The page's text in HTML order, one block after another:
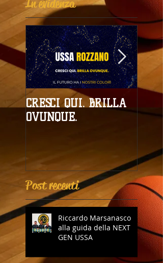
In evidenza
CRESCI QUI. BRILLA
OVUNQUE.
Post recenti
Riccardo Marsanasco
alla guida della NEXT
GEN USSA